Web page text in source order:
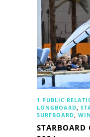
1 PUBLIC
LONGBOARD,
SURFBOARD,
STARBOARD